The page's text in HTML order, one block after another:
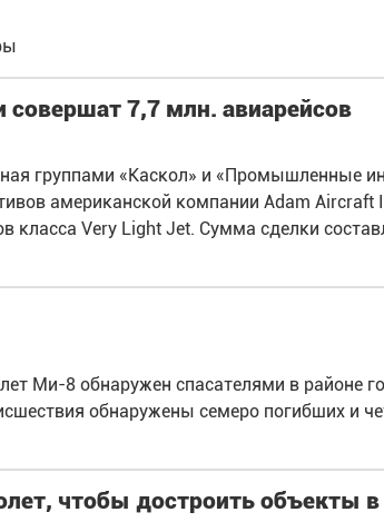
7,7 млн. авиарейсов
группами «Каскол» и «Промышленные
американской компании Adam Aircraft
класса Very Light Jet. Сумма сделки
Ми-8 обнаружен спасателями в районе
обнаружены семеро погибших и
чтобы достроить объекты